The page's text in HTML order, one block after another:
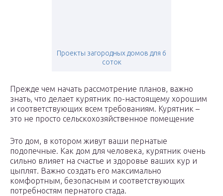
Проекты загородных домов для 6
соток
Прежде чем начать рассмотрение планов, важно
знать, что делает курятник по-настоящему хорошим
и соответствующих всем требованиям. Курятник –
это не просто сельскохозяйственное помещение
Это дом, в котором живут ваши пернатые
подопечные. Как дом для человека, курятник очень
сильно влияет на счастье и здоровье ваших кур и
цыплят. Важно создать его максимально
комфортным, безопасным и соответствующих
потребностям пернатого стада.